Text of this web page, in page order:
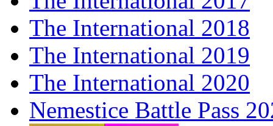
The International 2018
The International 2019
The International 2020
Nemestice Battle Pass